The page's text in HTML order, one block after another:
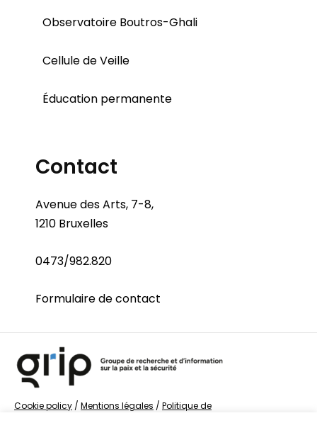
Observatoire Boutros-Ghali
Cellule de Veille
Éducation permanente
Contact
Avenue des Arts, 7-8,
1210 Bruxelles
0473/982.820
Formulaire de contact
Cookie policy / Mentions légales / Politique de